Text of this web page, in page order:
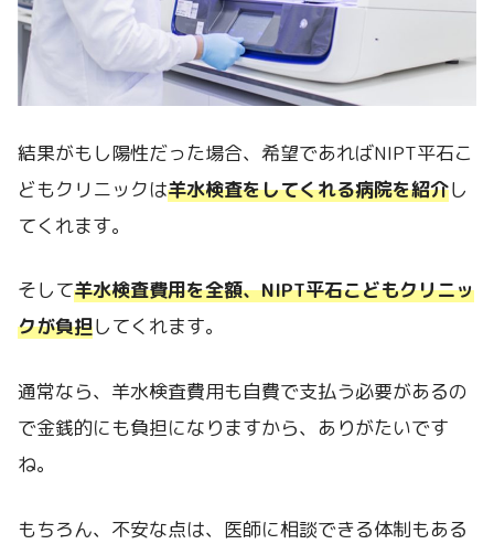
結果がもし陽性だった場合、希望であればNIPT平石こ
どもクリニックは羊水検査をしてくれる病院を紹介し
てくれます。
そして羊水検査費用を全額、NIPT平石こどもクリニッ
クが負担してくれます。
通常なら、羊水検査費用も自費で支払う必要があるの
で金銭的にも負担になりますから、ありがたいです
ね。
もちろん、不安な点は、医師に相談できる体制もある